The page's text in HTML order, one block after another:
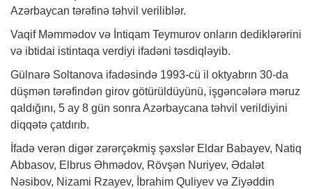
Azərbaycan tərəfinə təhvil veriliblər.
Vaqif Məmmədov və İntiqam Teymurov onların dediklərərini
və ibtidai istintaqa verdiyi ifadəni təsdiqləyib.
Gülnarə Soltanova ifadəsində 1993-cü il oktyabrın 30-da
düşmən tərəfindən girov götürüldüyünü, işgəncələrə məruz
qaldığını, 5 ay 8 gün sonra Azərbaycana təhvil verildiyini
diqqətə çatdırıb.
İfadə verən digər zərərçəkmiş şəxslər Eldar Babayev, Natiq
Abbasov, Elbrus Əhmədov, Rövşən Nuriyev, Ədalət
Nəsibov, Nizami Rzayev, İbrahim Quliyev və Ziyəddin